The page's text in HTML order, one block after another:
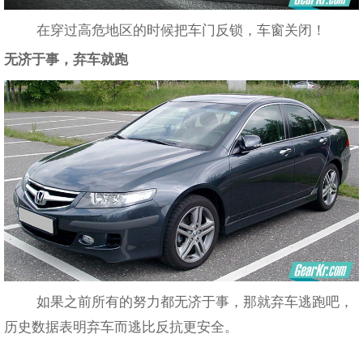
在穿过高危地区的时候把车门反锁，车窗关闭！
无济于事，弃车就跑
如果之前所有的努力都无济于事，那就弃车逃跑吧，
历史数据表明弃车而逃比反抗更安全。